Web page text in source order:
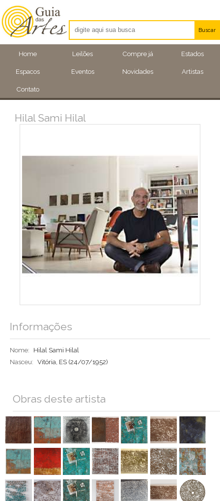
Home Leilões Compre já Estados
Espacos Eventos Novidades Artistas
Contato
Buscar
Artistas
Eventos
Hilal Sami Hilal
Informações
Nome:
Hilal Sami Hilal
Nasceu: Vitória, ES (24/07/1952)
Obras deste artista